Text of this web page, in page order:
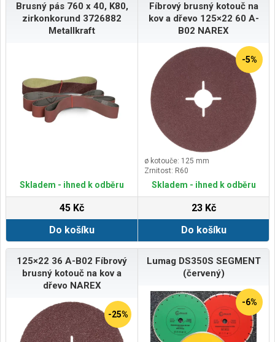
Brusný pás 760 x 40, K80,
zirkonkorund 3726882
Metallkraft
Skladem - ihned k odběru
45 Kč
Do košíku
Fíbrový brusný kotouč na
kov a dřevo 125×22 60 A-
B02 NAREX
-5%
ø kotouče: 125 mm
Zrnitost: R60
Skladem - ihned k odběru
23 Kč
Do košíku
125×22 36 A-B02 Fíbrový
brusný kotouč na kov a
dřevo NAREX
-25%
Lumag DS350S SEGMENT
(červený)
-6%